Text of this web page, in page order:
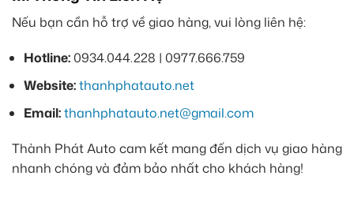
Nếu bạn cần hỗ trợ về giao hàng, vui lòng liên hệ:
Hotline:0934.044.228 | 0977.666.759
Website:thanhphatauto.net
Email:thanhphatauto.net@gmail.com
Thành Phát Auto cam kết mang đến dịch vụ giao hàng
nhanh chóng và đảm bảo nhất cho khách hàng!